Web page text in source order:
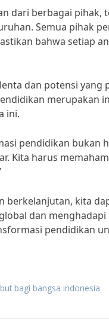
dari berbagai pihak,
Semua pihak
bahwa setiap
dan potensi yang
merupakan
ini.
pendidikan bukan
Kita harus
berkelanjutan, kita
dan menghadapi
pendidikan
bagi bangsa indonesia